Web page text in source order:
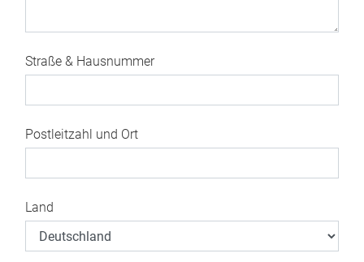
Straße & Hausnummer
Postleitzahl und Ort
Land